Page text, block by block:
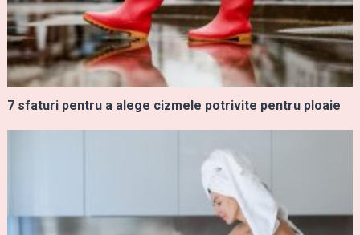
7 sfaturi pentru a alege cizmele potrivite pentru ploaie